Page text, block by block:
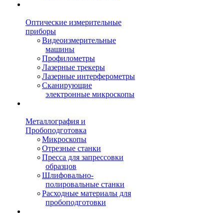
Оптические измерительные
приборы
Видеоизмерительные
машины
Профилометры
Лазерные трекеры
Лазерные интерферометры
Сканирующие
электронные микроскопы
Металлография и
Пробоподготовка
Микроскопы
Отрезные станки
Пресса для запрессовки
образцов
Шлифовально-
полировальные станки
Расходные материалы для
пробоподготовки